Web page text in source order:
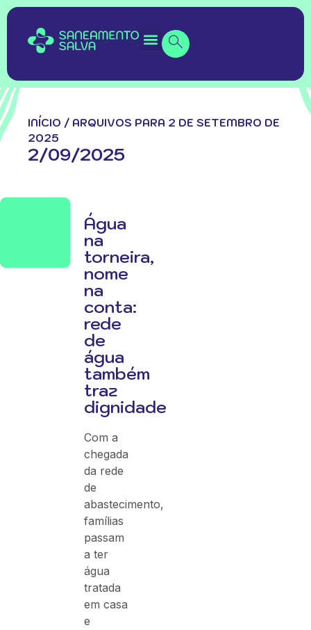
INÍCIO / ARQUIVOS PARA 2 DE SETEMBRO DE
2025
2/09/2025
Água
na
torneira,
nome
na
conta:
rede
de
água
também
traz
dignidade
Com a
chegada
da rede
de
abastecimento,
famílias
passam
a ter
água
tratada
em casa
e